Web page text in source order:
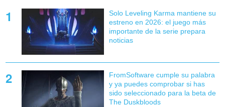
Solo Leveling Karma mantiene su
estreno en 2026: el juego más
importante de la serie prepara
noticias
FromSoftware cumple su palabra
y ya puedes comprobar si has
sido seleccionado para la beta de
The Duskbloods